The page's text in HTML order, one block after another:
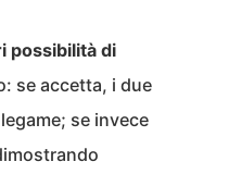
possibilità di
se accetta, i due
se invece